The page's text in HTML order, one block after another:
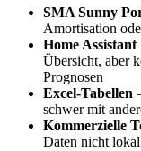
SMA Sunny
Amortisation
Home
Übersicht, aber
Prognosen
Excel-Tabellen
schwer mit
Kommerzielle
Daten nicht lokal